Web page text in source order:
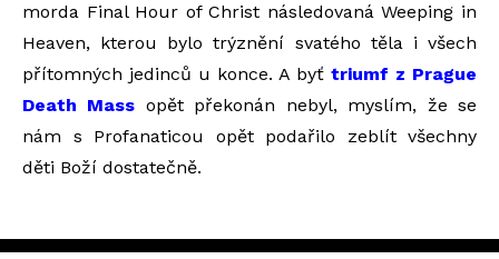
morda Final Hour of Christ následovaná Weeping in
Heaven, kterou bylo trýznění svatého těla i všech
přítomných jedinců u konce. A byť triumf z Prague
Death Mass opět překonán nebyl, myslím, že se
nám s Profanaticou opět podařilo zeblít všechny
děti Boží dostatečně.